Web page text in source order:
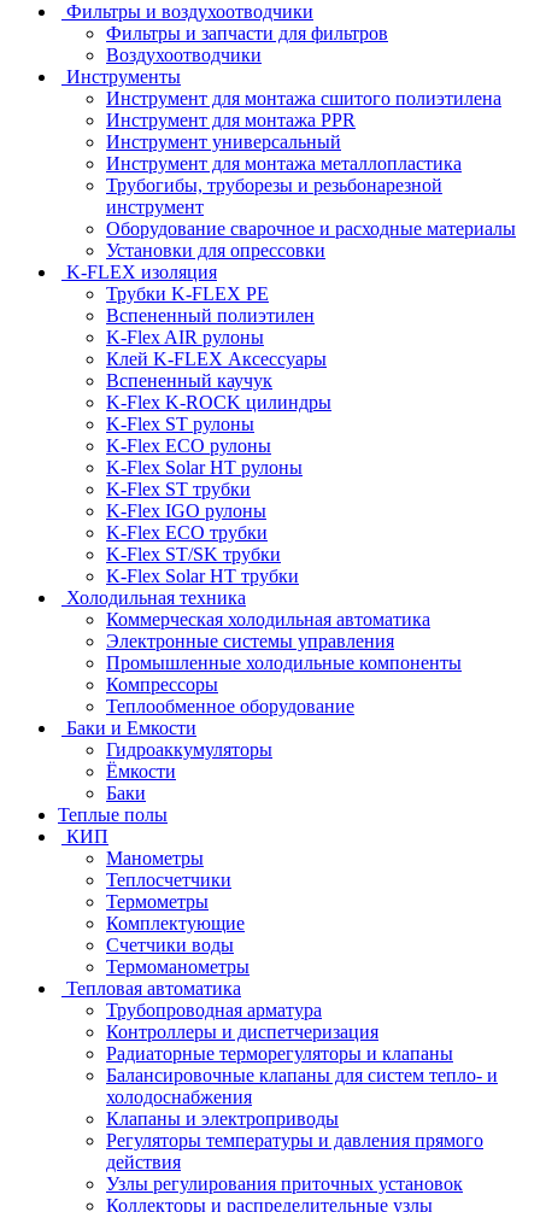
Фильтры и воздухоотводчики
Фильтры и запчасти для фильтров
Воздухоотводчики
Инструменты
Инструмент для монтажа сшитого полиэтилена
Инструмент для монтажа PPR
Инструмент универсальный
Инструмент для монтажа металлопластика
Трубогибы, труборезы и резьбонарезной
инструмент
Оборудование сварочное и расходные материалы
Установки для опрессовки
K-FLEX изоляция
Трубки K-FLEX PE
Вспененный полиэтилен
K-Flex AIR рулоны
Клей K-FLEX Аксессуары
Вспененный каучук
K-Flex K-ROCK цилиндры
K-Flex ST рулоны
K-Flex ECO рулоны
K-Flex Solar HT рулоны
K-Flex ST трубки
K-Flex IGO рулоны
K-Flex ECO трубки
K-Flex ST/SK трубки
K-Flex Solar HT трубки
Холодильная техника
Коммерческая холодильная автоматика
Электронные системы управления
Промышленные холодильные компоненты
Компрессоры
Теплообменное оборудование
Баки и Емкости
Гидроаккумуляторы
Ёмкости
Баки
Теплые полы
КИП
Манометры
Теплосчетчики
Термометры
Комплектующие
Счетчики воды
Термоманометры
Тепловая автоматика
Трубопроводная арматура
Контроллеры и диспетчеризация
Радиаторные терморегуляторы и клапаны
Балансировочные клапаны для систем тепло- и
холодоснабжения
Клапаны и электроприводы
Регуляторы температуры и давления прямого
действия
Узлы регулирования приточных установок
Коллекторы и распределительные узлы